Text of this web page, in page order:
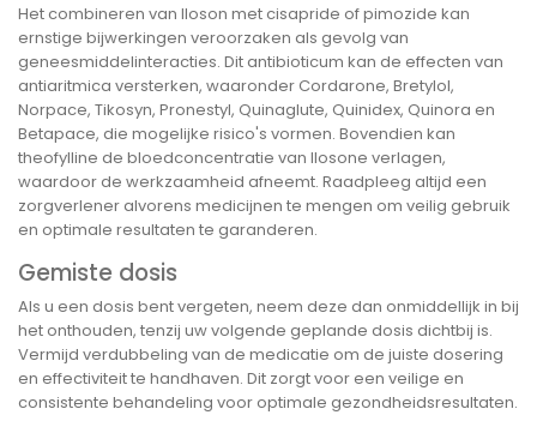
Het combineren van Iloson met cisapride of pimozide kan
ernstige bijwerkingen veroorzaken als gevolg van
geneesmiddelinteracties. Dit antibioticum kan de effecten van
antiaritmica versterken, waaronder Cordarone, Bretylol,
Norpace, Tikosyn, Pronestyl, Quinaglute, Quinidex, Quinora en
Betapace, die mogelijke risico's vormen. Bovendien kan
theofylline de bloedconcentratie van Ilosone verlagen,
waardoor de werkzaamheid afneemt. Raadpleeg altijd een
zorgverlener alvorens medicijnen te mengen om veilig gebruik
en optimale resultaten te garanderen.
Gemiste dosis
Als u een dosis bent vergeten, neem deze dan onmiddellijk in bij
het onthouden, tenzij uw volgende geplande dosis dichtbij is.
Vermijd verdubbeling van de medicatie om de juiste dosering
en effectiviteit te handhaven. Dit zorgt voor een veilige en
consistente behandeling voor optimale gezondheidsresultaten.